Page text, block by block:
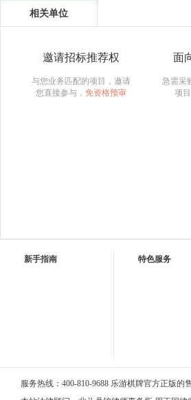
相关单位
邀请招标推荐权
与您业务匹配的项目，邀请
您直接参与， 免资格预审
面
急需采
项
新手指南 特色服务
服务热线：400-810-9688 乐游棋牌官方正版的